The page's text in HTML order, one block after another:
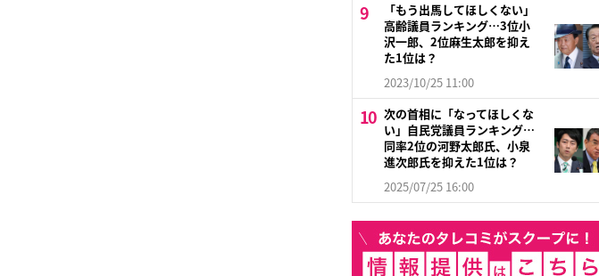
「もう出馬してほしくない」
高齢議員ランキング…3位小
沢一郎、2位麻生太郎を抑え
た1位は？
2023/10/25 11:00
次の首相に「なってほしくな
い」自民党議員ランキング…
同率2位の河野太郎氏、小泉
進次郎氏を抑えた1位は？
2025/07/25 16:00